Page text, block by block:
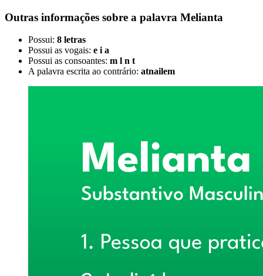
Outras informações sobre a palavra Melianta
Possui: 8 letras
Possui as vogais: e i a
Possui as consoantes: m l n t
A palavra escrita ao contrário: atnailem